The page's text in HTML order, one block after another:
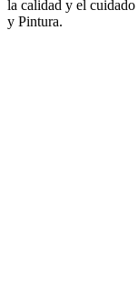
la calidad y el cuidado
y Pintura.